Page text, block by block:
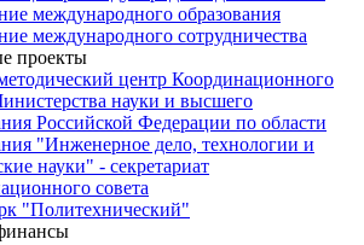
международного образования
международного сотрудничества
проекты
центр Координационного
науки и высшего
Российской Федерации по области
"Инженерное дело, технологии и
науки" - секретариат
совета
"Политехнический"